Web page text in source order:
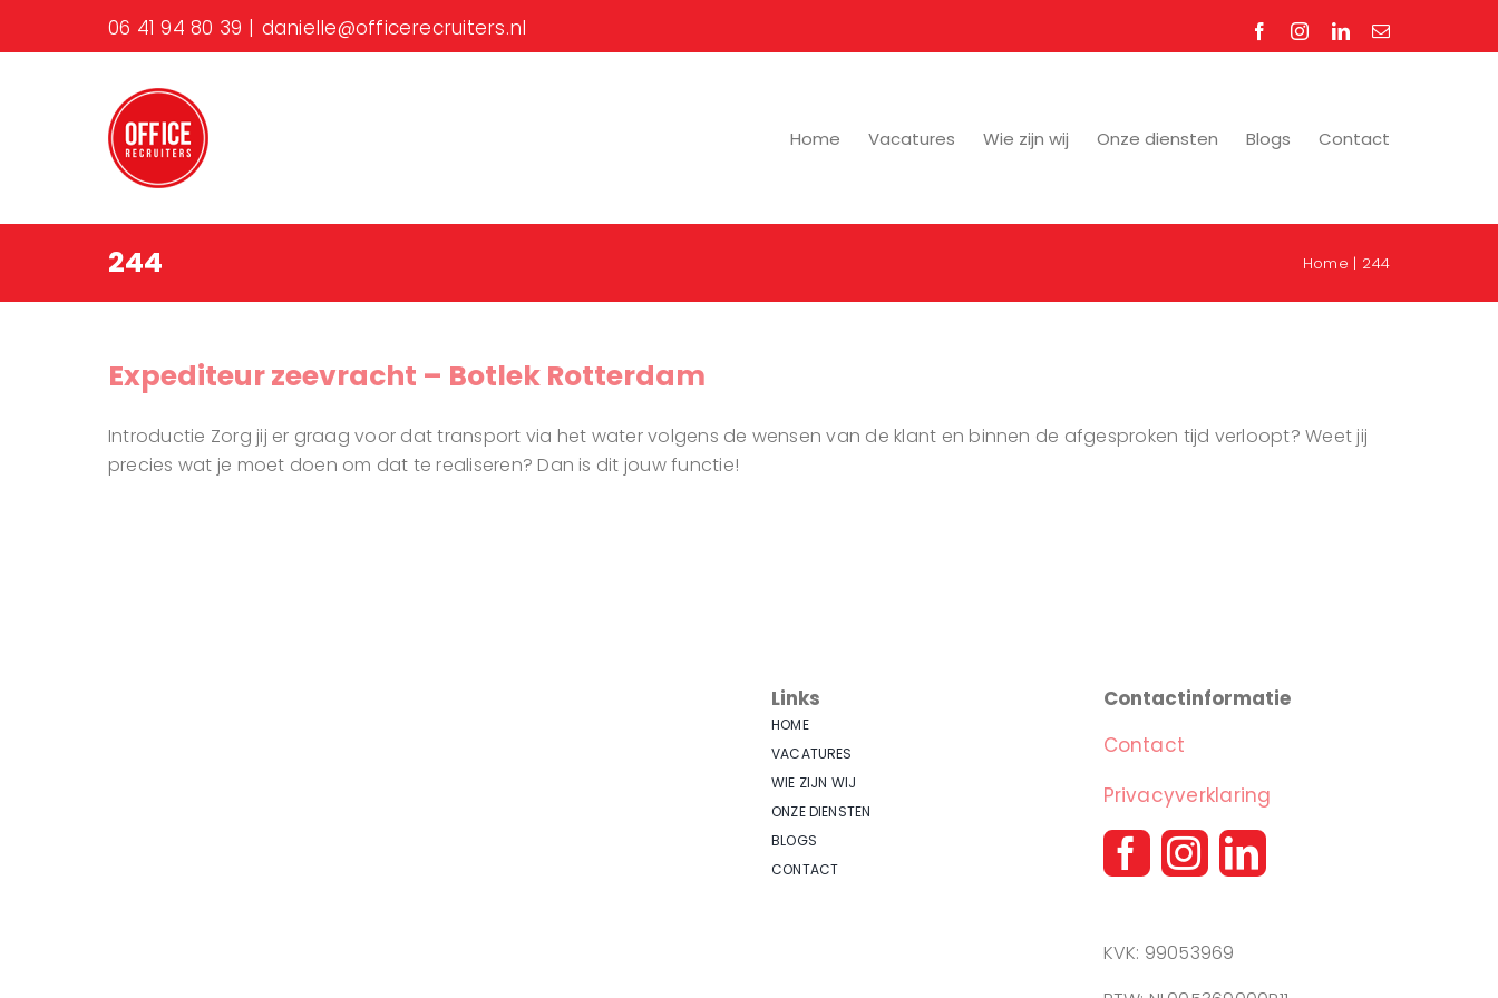
06 41 94 80 39 | danielle@officerecruiters.nl FacebookInstagramLinkedIn
E-
Home Vacatures Wie zijn wij Onze diensten Blogs Contact
244 Home 244
Expediteur zeevracht – Botlek Rotterdam
Introductie Zorg jij er graag voor dat transport via het water volgens de wensen van de klant en binnen de afgesproken tijd verloopt? Weet jij
precies wat je moet doen om dat te realiseren? Dan is dit jouw functie!
Links
HOME
VACATURES
WIE ZIJN WIJ
ONZE DIENSTEN
BLOGS
CONTACT
Contactinformatie
Contact
Privacyverklaring
KVK: 99053969